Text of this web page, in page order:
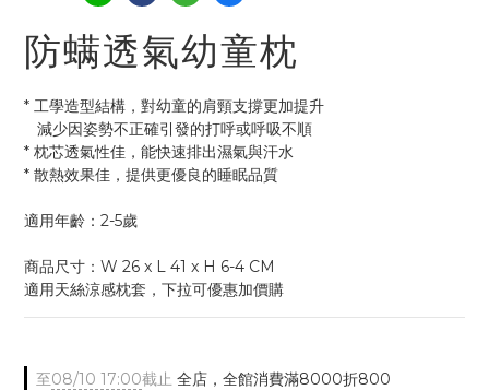
防螨透氣幼童枕
* 工學造型結構，對幼童的肩頸支撐更加提升
   減少因姿勢不正確引發的打呼或呼吸不順
* 枕芯透氣性佳，能快速排出濕氣與汗水
* 散熱效果佳，提供更優良的睡眠品質
適用年齡：2-5歲
商品尺寸：W 26 x L 41 x H 6-4 CM
適用天絲涼感枕套，下拉可優惠加價購
至08/10 17:00截止 全店，全館消費滿8000折800